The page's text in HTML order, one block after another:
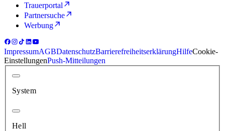
Trauerportal
Partnersuche
Werbung
ImpressumAGBDatenschutzBarrierefreiheitserklärungHilfeCookie-
EinstellungenPush-Mitteilungen
System
Hell